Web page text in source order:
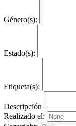
Género(s):
Estado(s):
Etiqueta(s):
Descripción
Realizado el: